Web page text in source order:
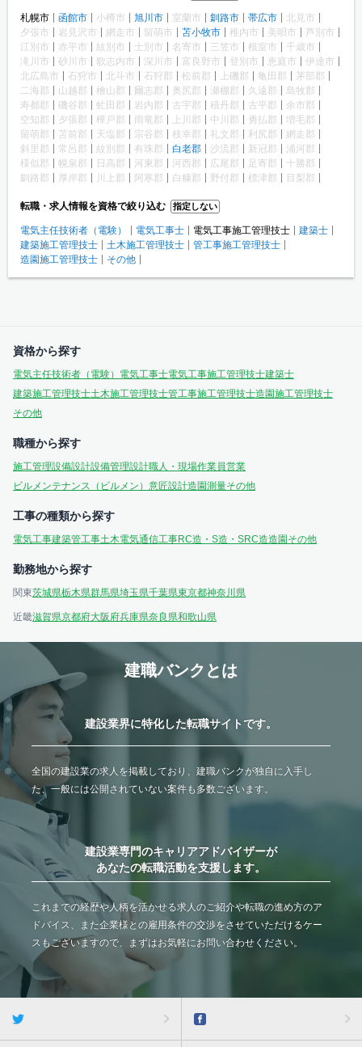
札幌市 函館市 小樽市 旭川市 室蘭市 釧路市 帯広市
北見市
夕張市
岩見沢市 網走市 留萌市 苫小牧市 稚内市 美唄市
芦別市
江別市
赤平市 紋別市 士別市 名寄市 三笠市 根室市
千歳市
滝川市
砂川市 歌志内市 深川市 富良野市 登別市 恵庭市
伊達市
北広島市
石狩市 北斗市 石狩郡 松前郡 上磯郡 亀田郡
茅部郡
二海郡
山越郡 檜山郡 爾志郡 奥尻郡 瀬棚郡 久遠郡
島牧郡
寿都郡
磯谷郡 虻田郡 岩内郡 古宇郡 積丹郡 古平郡
余市郡
空知郡
夕張郡 樺戸郡 雨竜郡 上川郡 中川郡 勇払郡
増毛郡
留萌郡
苫前郡 天塩郡 宗谷郡 枝幸郡 礼文郡 利尻郡
網走郡
斜里郡
常呂郡 紋別郡 有珠郡 白老郡 沙流郡 新冠郡
浦河郡
様似郡
幌泉郡 日高郡 河東郡 河西郡 広尾郡 足寄郡
十勝郡
釧路郡
厚岸郡 川上郡 阿寒郡 白糠郡 野付郡 標津郡 目梨郡
転職・求人情報を資格で絞り込む 指定しない
電気主任技術者（電験） 電気工事士 電気工事施工管理技士
建築士
建築施工管理技士
土木施工管理技士
管工事施工管理技士
造園施工管理技士
その他
資格から探す
電気主任技術者（電験） 電気工事士電気工事施工管理技士建築士
建築施工管理技士土木施工管理技士管工事施工管理技士造園施工管理技士
その他
職種から探す
施工管理設備設計設備管理設計職人・現場作業員営業
ビルメンテナンス（ビルメン） 意匠設計造園測量その他
工事の種類から探す
電気工事建築管工事土木電気通信工事RC造・S造・SRC造造園 その他
勤務地から探す
関東茨城県栃木県群馬県埼玉県千葉県東京都神奈川県
近畿滋賀県京都府大阪府兵庫県奈良県和歌山県
建職バンクとは
建設業界に特化した転職サイトです。
全国の建設業の求人を掲載しており、建職バンクが独自に入手し
た、一般には公開されていない案件も多数ございます。
建設業専門のキャリアアドバイザーが
あなたの転職活動を支援します。
これまでの経歴や人柄を活かせる求人のご紹介や転職の進め方のア
ドバイス、また企業様との雇用条件の交渉をさせていただけるケー
スもございますので、まずはお気軽にお問い合わせください。